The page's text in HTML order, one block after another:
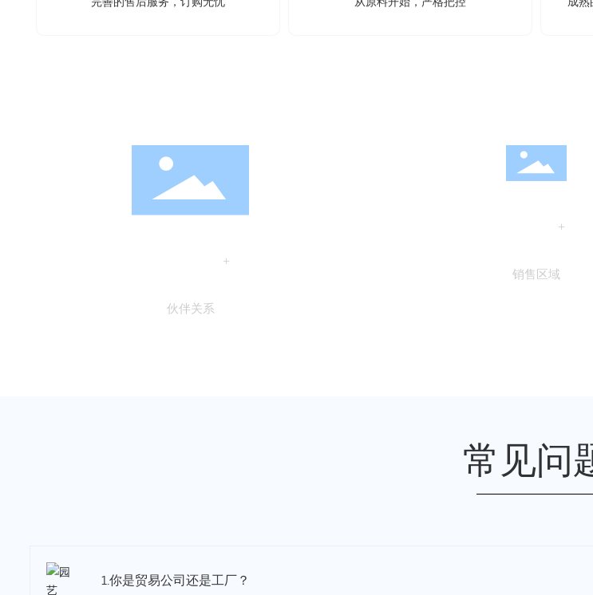
+
伙伴关系
+
销售区域
常见问
1.你是贸易公司还是工厂？